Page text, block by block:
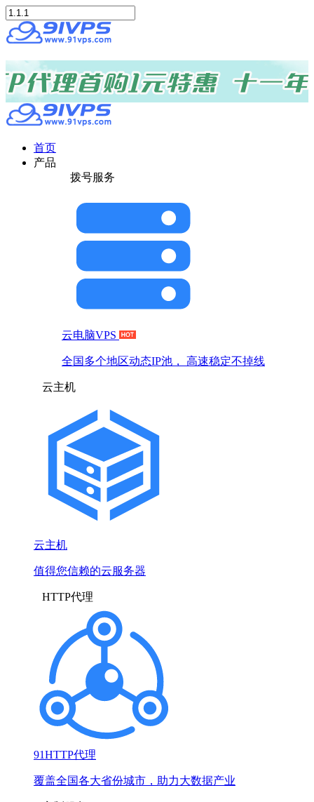
首页
产品
拨号服务
云电脑VPS
全国多个地区动态IP池， 高速稳定不掉线
云主机
云主机
值得您信赖的云服务器
HTTP代理
91HTTP代理
覆盖全国各大省份城市，助力大数据产业